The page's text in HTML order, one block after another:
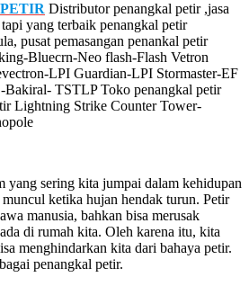
Distributor penangkal petir ,jasa
yang terbaik penangkal petir
pusat pemasangan penankal petir
Bluecrn-Neo flash-Flash Vetron
LPI Guardian-LPI Stormaster-EF
TSTLP Toko penangkal petir
Lightning Strike Counter Tower-
yang sering kita jumpai dalam kehidupan
ketika hujan hendak turun. Petir
manusia, bahkan bisa merusak
di rumah kita. Oleh karena itu, kita
menghindarkan kita dari bahaya petir.
penangkal petir.